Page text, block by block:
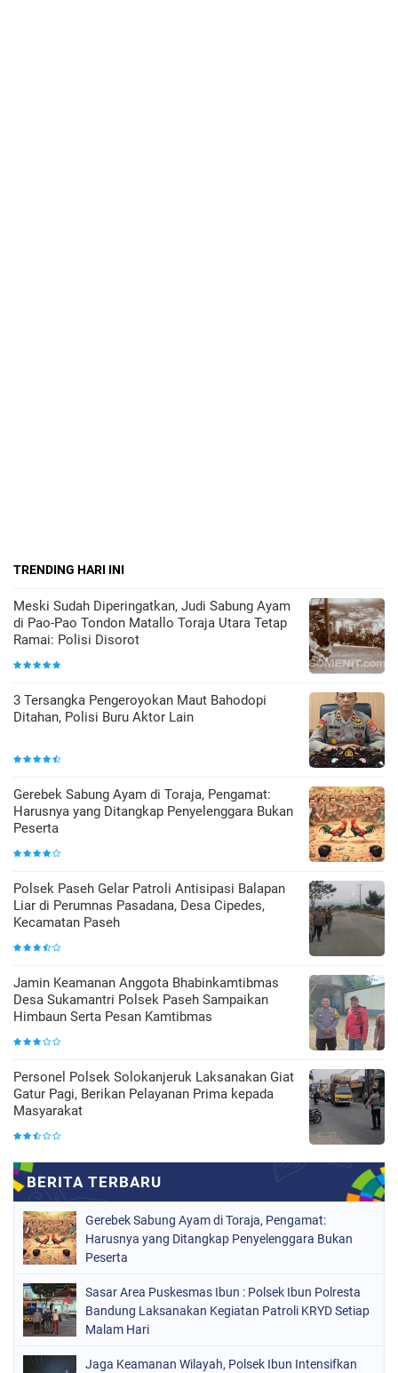
TRENDING HARI INI
Meski Sudah Diperingatkan, Judi Sabung Ayam
di Pao-Pao Tondon Matallo Toraja Utara Tetap
Ramai: Polisi Disorot
3 Tersangka Pengeroyokan Maut Bahodopi
Ditahan, Polisi Buru Aktor Lain
Gerebek Sabung Ayam di Toraja, Pengamat:
Harusnya yang Ditangkap Penyelenggara Bukan
Peserta
Polsek Paseh Gelar Patroli Antisipasi Balapan
Liar di Perumnas Pasadana, Desa Cipedes,
Kecamatan Paseh
Jamin Keamanan Anggota Bhabinkamtibmas
Desa Sukamantri Polsek Paseh Sampaikan
Himbaun Serta Pesan Kamtibmas
Personel Polsek Solokanjeruk Laksanakan Giat
Gatur Pagi, Berikan Pelayanan Prima kepada
Masyarakat
Gerebek Sabung Ayam di Toraja, Pengamat:
Harusnya yang Ditangkap Penyelenggara Bukan
Peserta
Sasar Area Puskesmas Ibun : Polsek Ibun Polresta
Bandung Laksanakan Kegiatan Patroli KRYD Setiap
Malam Hari
Jaga Keamanan Wilayah, Polsek Ibun Intensifkan